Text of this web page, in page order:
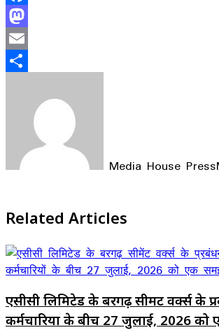
Facebook
Mastodon
Email
Media House Press
Related Articles
एसीसी लिमिटेड के बरगढ़ सीमेंट वर्क्स के
कर्मचारियों के बीच 27 जुलाई, 2026 को